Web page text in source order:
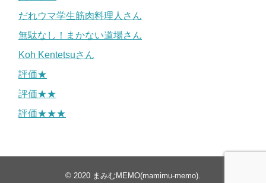
だれウマ学生筋肉料理人さん
無駄なし！まかない道場さん
Koh Kentetsuさん
評価★
評価★★
評価★★★
© 2020 まみむMEMO(mamimu-memo).